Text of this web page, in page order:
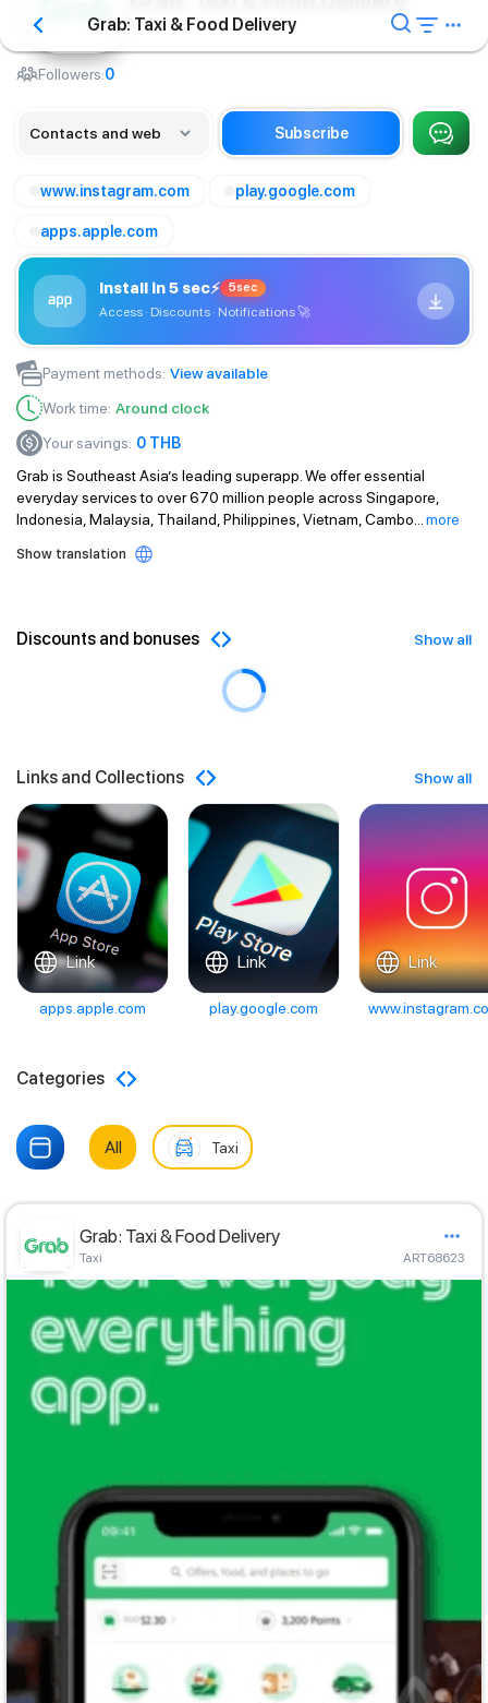
Grab: Taxi & Food Delivery
Taxi
Followers:0
Contacts and web Subscribe
www.instagram.com play.google.com
apps.apple.com
Install in 5 sec⚡ 5sec
Access · Discounts · Notifications🚀
Payment methods: View available
Work time: Around clock
Your savings: 0 THB
Grab is Southeast Asia’s leading superapp. We offer essential
everyday services to over 670 million people across Singapore,
Indonesia, Malaysia, Thailand, Philippines, Vietnam, Cambo
more
Show translation
Discounts and bonuses Show all
Links and Collections Show all
Link
apps.apple.com
Link
play.google.com
Link
Categories
All Taxi
Grab: Taxi & Food Delivery
Taxi ART68623